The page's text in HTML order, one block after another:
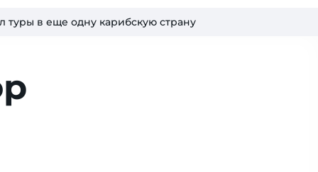
туры в еще одну карибскую страну